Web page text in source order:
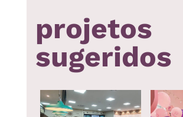
projetos
sugeridos